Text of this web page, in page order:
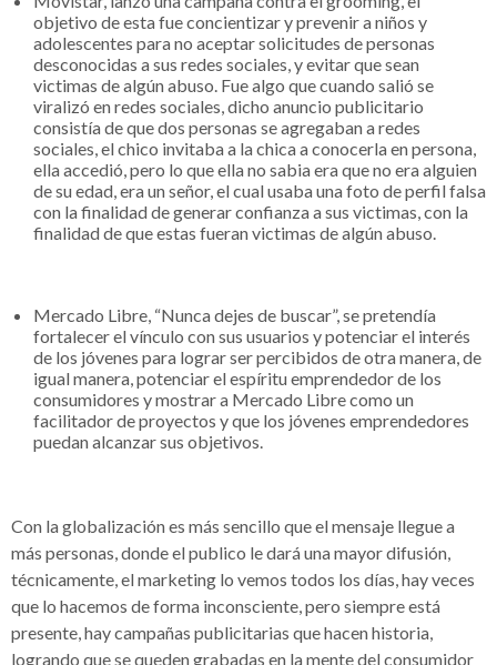
objetivo de esta fue concientizar y prevenir a niños y
adolescentes para no aceptar solicitudes de personas
desconocidas a sus redes sociales, y evitar que sean
victimas de algún abuso. Fue algo que cuando salió se
viralizó en redes sociales, dicho anuncio publicitario
consistía de que dos personas se agregaban a redes
sociales, el chico invitaba a la chica a conocerla en persona,
ella accedió, pero lo que ella no sabia era que no era alguien
de su edad, era un señor, el cual usaba una foto de perfil falsa
con la finalidad de generar confianza a sus victimas, con la
finalidad de que estas fueran victimas de algún abuso.
Mercado Libre, “Nunca dejes de buscar”, se pretendía
fortalecer el vínculo con sus usuarios y potenciar el interés
de los jóvenes para lograr ser percibidos de otra manera, de
igual manera, potenciar el espíritu emprendedor de los
consumidores y mostrar a Mercado Libre como un
facilitador de proyectos y que los jóvenes emprendedores
puedan alcanzar sus objetivos.
Con la globalización es más sencillo que el mensaje llegue a
más personas, donde el publico le dará una mayor difusión,
técnicamente, el marketing lo vemos todos los días, hay veces
que lo hacemos de forma inconsciente, pero siempre está
presente, hay campañas publicitarias que hacen historia,
logrando que se queden grabadas en la mente del consumidor